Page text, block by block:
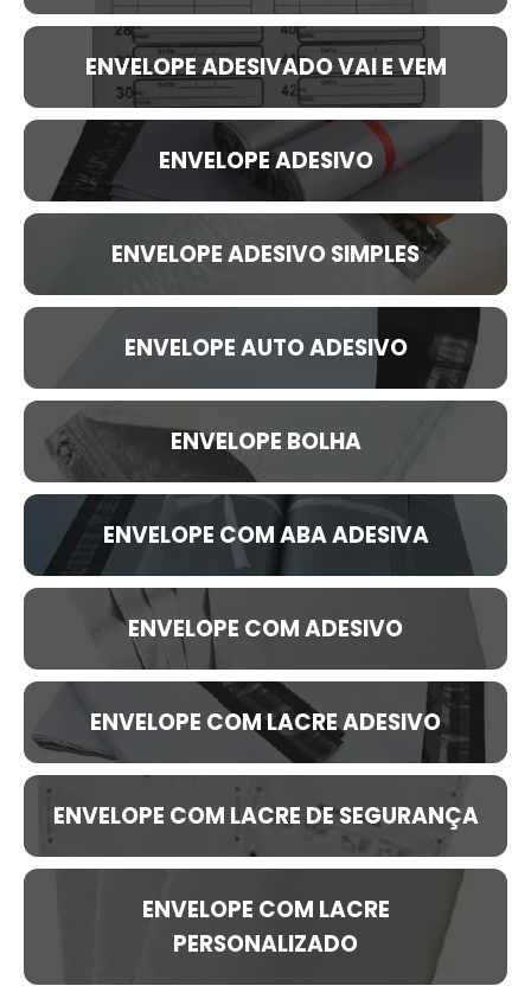
ENVELOPE ADESIVADO VAI E VEM
ENVELOPE ADESIVO
ENVELOPE ADESIVO SIMPLES
ENVELOPE AUTO ADESIVO
ENVELOPE BOLHA
ENVELOPE COM ABA ADESIVA
ENVELOPE COM ADESIVO
ENVELOPE COM LACRE ADESIVO
ENVELOPE COM LACRE DE SEGURANÇA
ENVELOPE COM LACRE
PERSONALIZADO